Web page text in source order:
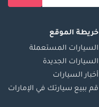
خريطة الموقع
السيارات المستعملة
السيارات الجديدة
أخبار السيارات
قم ببيع سيارتك في الإمارات